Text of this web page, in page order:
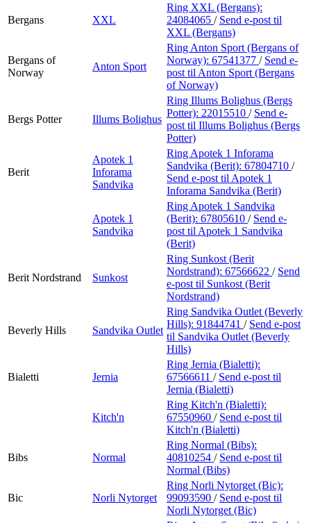
Bergans XXL
Ring XXL (Bergans):
24084065 / Send e-post til
XXL (Bergans)
Bergans of
Norway
Anton Sport
Ring Anton Sport (Bergans of
Norway): 67541377 / Send e-
post til Anton Sport (Bergans
of Norway)
Bergs Potter Illums Bolighus
Ring Illums Bolighus (Bergs
Potter): 22015510 / Send e-
post til Illums Bolighus (Bergs
Potter)
Berit
Apotek 1
Inforama
Sandvika
Ring Apotek 1 Inforama
Sandvika (Berit): 67804710 /
Send e-post til Apotek 1
Inforama Sandvika (Berit)
Apotek 1
Sandvika
Ring Apotek 1 Sandvika
(Berit): 67805610 / Send e-
post til Apotek 1 Sandvika
(Berit)
Berit Nordstrand Sunkost
Ring Sunkost (Berit
Nordstrand): 67566622 / Send
e-post til Sunkost (Berit
Nordstrand)
Beverly Hills Sandvika Outlet
Ring Sandvika Outlet (Beverly
Hills): 91844741 / Send e-post
til Sandvika Outlet (Beverly
Hills)
Bialetti Jernia
Ring Jernia (Bialetti):
67566611 / Send e-post til
Jernia (Bialetti)
Kitch'n
Ring Kitch'n (Bialetti):
67550960 / Send e-post til
Kitch'n (Bialetti)
Bibs Normal
Ring Normal (Bibs):
40810254 / Send e-post til
Normal (Bibs)
Bic Norli Nytorget
Ring Norli Nytorget (Bic):
99093590 / Send e-post til
Norli Nytorget (Bic)